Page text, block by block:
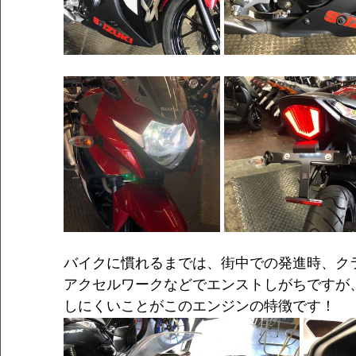
バイクに慣れるまでは、街中での発進時、
アクセルワークなどでエンストしがちです
しにくいことがこのエンジンの特徴です！